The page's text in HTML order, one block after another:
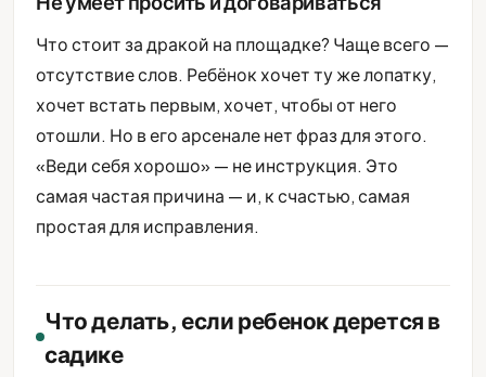
Что стоит за дракой на площадке? Чаще всего —
отсутствие слов. Ребёнок хочет ту же лопатку,
хочет встать первым, хочет, чтобы от него
отошли. Но в его арсенале нет фраз для этого.
«Веди себя хорошо» — не инструкция. Это
самая частая причина — и, к счастью, самая
простая для исправления.
Что делать, если ребенок дерется в
садике